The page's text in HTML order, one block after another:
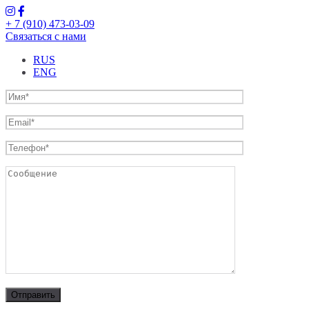
+ 7 (910) 473-03-09
Связаться с нами
RUS
ENG